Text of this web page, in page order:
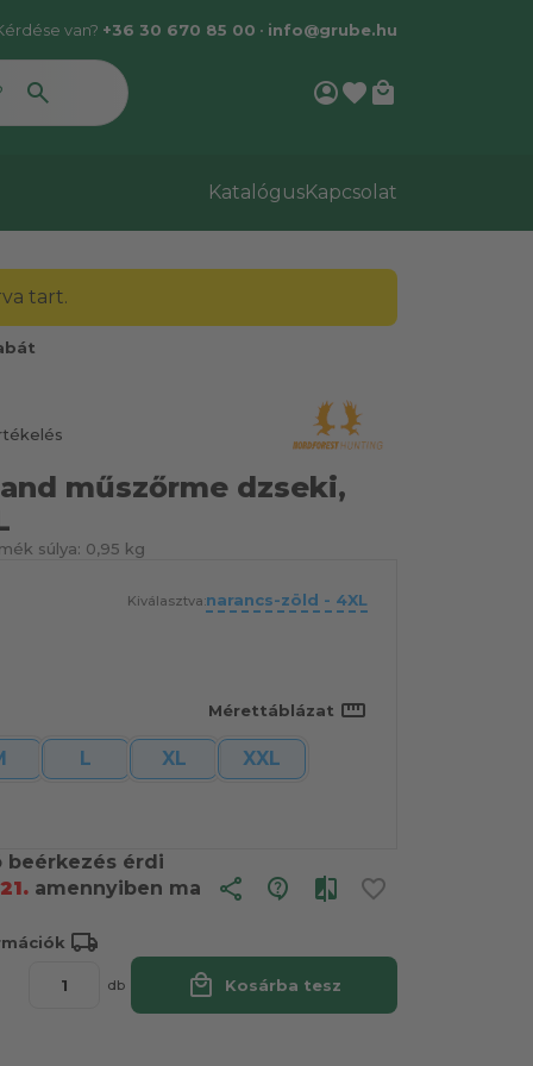
van? +36 30 670 85 00 • info@grube.hu
account_circlefavorite local_mall
KatalógusKapcsolat
tart.
műszőrme dzseki,
súlya: 0,95 kg
Kiválasztva:narancs-zöld - 4XL
Mérettáblázat straighten
L XL
XXL
beérkezés érdi
amennyiben ma
share
local_shipping
db local_mall Kosárba tesz